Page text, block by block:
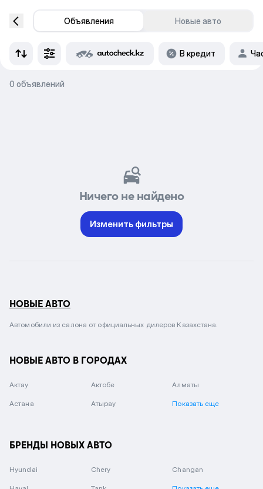
Объявления Новые авто
В кредит
0 объявлений
Ничего не найдено
Изменить фильтры
НОВЫЕ АВТО
Автомобили из салона от официальных дилеров Казахстана.
НОВЫЕ АВТО В ГОРОДАХ
Актау Актобе Алматы
Астана Атырау Показать еще
БРЕНДЫ НОВЫХ АВТО
Hyundai Chery Changan